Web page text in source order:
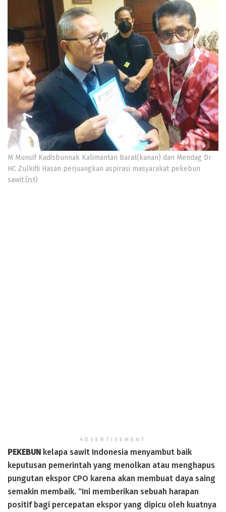
M Munsif Kadisbunnak Kalimantan Barat(kanan) dan Mendag Dr
HC Zulkifli Hasan perjuangkan aspirasi masyarakat pekebun
sawit.(ist)
ADVERTISEMENT
PEKEBUN kelapa sawit Indonesia menyambut baik
keputusan pemerintah yang menolkan atau menghapus
pungutan ekspor CPO karena akan membuat daya saing
semakin membaik. “Ini memberikan sebuah harapan
positif bagi percepatan ekspor yang dipicu oleh kuatnya